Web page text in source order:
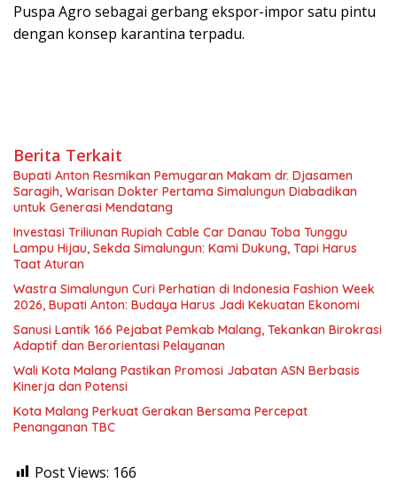
Puspa Agro sebagai gerbang ekspor-impor satu pintu
dengan konsep karantina terpadu.
Berita Terkait
Bupati Anton Resmikan Pemugaran Makam dr. Djasamen
Saragih, Warisan Dokter Pertama Simalungun Diabadikan
untuk Generasi Mendatang
Investasi Triliunan Rupiah Cable Car Danau Toba Tunggu
Lampu Hijau, Sekda Simalungun: Kami Dukung, Tapi Harus
Taat Aturan
Wastra Simalungun Curi Perhatian di Indonesia Fashion Week
2026, Bupati Anton: Budaya Harus Jadi Kekuatan Ekonomi
Sanusi Lantik 166 Pejabat Pemkab Malang, Tekankan Birokrasi
Adaptif dan Berorientasi Pelayanan
Wali Kota Malang Pastikan Promosi Jabatan ASN Berbasis
Kinerja dan Potensi
Kota Malang Perkuat Gerakan Bersama Percepat
Penanganan TBC
Post Views: 166